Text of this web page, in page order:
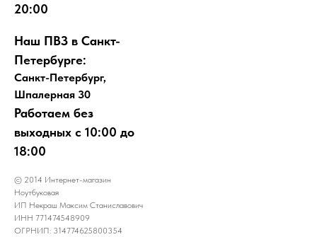
20:00
Наш ПВЗ в Санкт-
Петербурге:
Санкт-Петербург,
Шпалерная 30
Работаем без
выходных с 10:00 до
18:00
© 2014 Интернет-магазин
Ноутбуковая
ИП Некраш Максим Станиславович
ИНН 771474548909
ОГРНИП: 314774625800354